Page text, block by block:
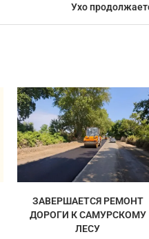
Ухо
ЗАВЕРШАЕТСЯ РЕМОНТ
ДОРОГИ К САМУРСКОМУ
ЛЕСУ